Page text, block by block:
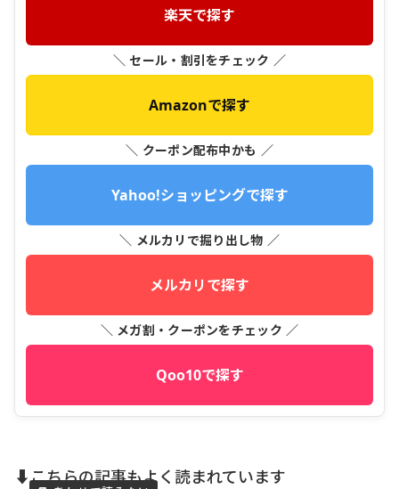
楽天で探す
＼ セール・割引をチェック ／
Amazonで探す
＼ クーポン配布中かも ／
Yahoo!ショッピングで探す
＼ メルカリで掘り出し物 ／
メルカリで探す
＼ メガ割・クーポンをチェック ／
Qoo10で探す
⬇️こちらの記事もよく読まれています